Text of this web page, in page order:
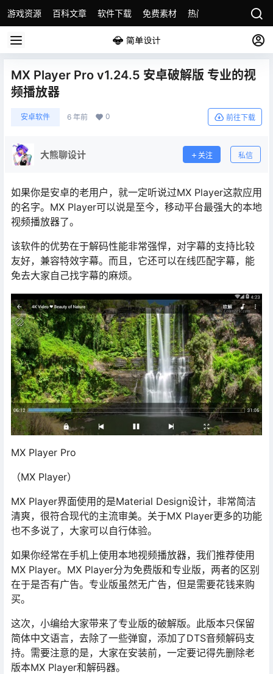
游戏资源 百科文章 软件下载 免费素材 热门素材分类 版权
MX Player Pro v1.24.5 安卓破解版 专业的视
频播放器
安卓软件 6 年前 0 前往下载
大熊聊设计 关注 私信
如果你是安卓的老用户，就一定听说过MX Player这款应用
的名字。MX Player可以说是至今，移动平台最强大的本地
视频播放器了。
该软件的优势在于解码性能非常强悍，对字幕的支持比较
友好，兼容特效字幕。而且，它还可以在线匹配字幕，能
免去大家自己找字幕的麻烦。
MX Player Pro
（MX Player）
MX Player界面使用的是Material Design设计，非常简洁
清爽，很符合现代的主流审美。关于MX Player更多的功能
也不多说了，大家可以自行体验。
如果你经常在手机上使用本地视频播放器，我们推荐使用
MX Player。MX Player分为免费版和专业版，两者的区别
在于是否有广告。专业版虽然无广告，但是需要花钱来购
买。
这次，小编给大家带来了专业版的破解版。此版本只保留
简体中文语言，去除了一些弹窗，添加了DTS音频解码支
持。需要注意的是，大家在安装前，一定要记得先删除老
版本MX Player和解码器。